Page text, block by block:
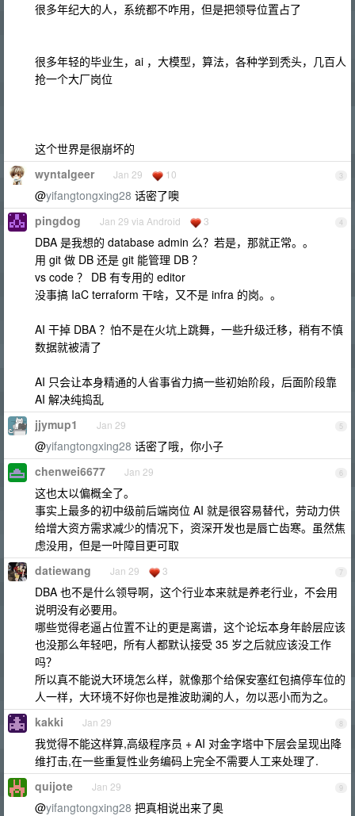
很多年纪大的人，系统都不咋用，但是把领导位置占了
很多年轻的毕业生，ai ，大模型，算法，各种学到秃头，几百人
抢一个大厂岗位
这个世界是很崩坏的
3
wyntalgeer Jan 29 10
@yifangtongxing28 话密了噢
4
pingdog Jan 29 via Android 3
DBA 是我想的 database admin 么？若是，那就正常。。
用 git 做 DB 还是 git 能管理 DB ？
vs code ？ DB 有专用的 editor
没事搞 IaC terraform 干啥，又不是 infra 的岗。。
AI 干掉 DBA ？怕不是在火坑上跳舞，一些升级迁移，稍有不慎
数据就被清了
AI 只会让本身精通的人省事省力搞一些初始阶段，后面阶段靠
AI 解决纯捣乱
5
jjymup1 Jan 29
@yifangtongxing28 话密了哦，你小子
6
chenwei6677 Jan 29
这也太以偏概全了。
事实上最多的初中级前后端岗位 AI 就是很容易替代，劳动力供
给增大资方需求减少的情况下，资深开发也是唇亡齿寒。虽然焦
虑没用，但是一叶障目更可取
7
datiewang Jan 29 3
DBA 也不是什么领导啊，这个行业本来就是养老行业，不会用
说明没有必要用。
哪些觉得老逼占位置不让的更是离谱，这个论坛本身年龄层应该
也没那么年轻吧，所有人都默认接受 35 岁之后就应该没工作
吗？
所以真不能说大环境怎么样，就像那个给保安塞红包搞停车位的
人一样，大环境不好你也是推波助澜的人，勿以恶小而为之。
8
kakki Jan 29
我觉得不能这样算,高级程序员 + AI 对金字塔中下层会呈现出降
维打击,在一些重复性业务编码上完全不需要人工来处理了.
9
quijote Jan 29
@yifangtongxing28 把真相说出来了奥